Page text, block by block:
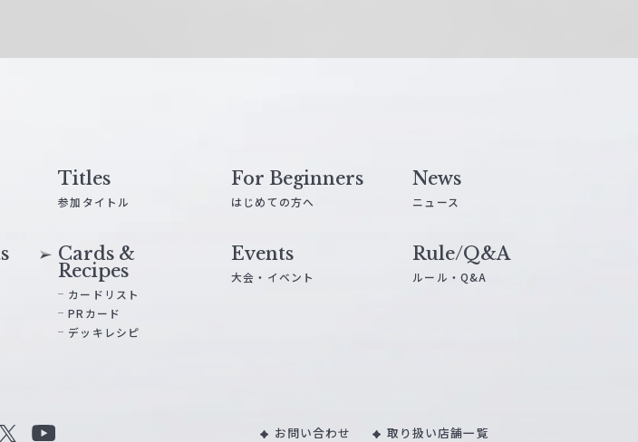
Titles
参加タイトル
For Beginners
はじめての方へ
News
ニュース
Cards &
Recipes
カードリスト
PRカード
デッキレシピ
Events
大会・イベント
Rule/Q&A
ルール・Q&A
お問い合わせ 取り扱い店舗一覧